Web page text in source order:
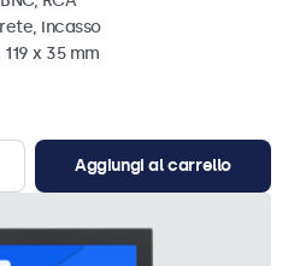
incasso
x 35 mm
Aggiungi al carrello